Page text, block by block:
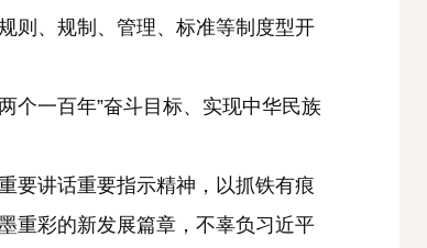
则、规制、管理、标准等制度型开
一百年”奋斗目标、实现中华民族
讲话重要指示精神，以抓铁有痕
重彩的新发展篇章，不辜负习近平